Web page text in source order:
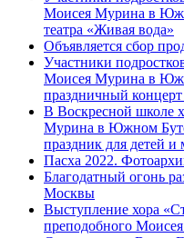
Моисея Мурина в
театра «Живая вода»
Объявляется сбор
Участники
Моисея Мурина в
праздничный
В Воскресной школе
Мурина в Южном
праздник для детей
Пасха 2022.
Благодатный огонь
Москвы
Выступление хора
преподобного